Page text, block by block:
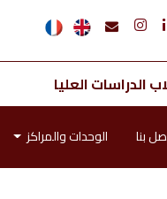
الدراسات العليا
بنا الوحدات والمراكز